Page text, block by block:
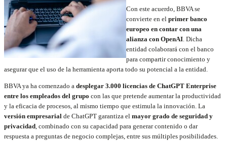
Con este acuerdo, BBVA se
convierte en el primer banco
europeo en contar con una
alianza con OpenAI. Dicha
entidad colaborará con el banco
para compartir conocimiento y
asegurar que el uso de la herramienta aporta todo su potencial a la entidad.
BBVA ya ha comenzado a desplegar 3.000 licencias de ChatGPT Enterprise
entre los empleados del grupo con las que pretende aumentar la productividad
y la eficacia de procesos, al mismo tiempo que estimula la innovación. La
versión empresarial de ChatGPT garantiza el mayor grado de seguridad y
privacidad, combinado con su capacidad para generar contenido o dar
respuesta a preguntas de negocio complejas, entre sus múltiples posibilidades.